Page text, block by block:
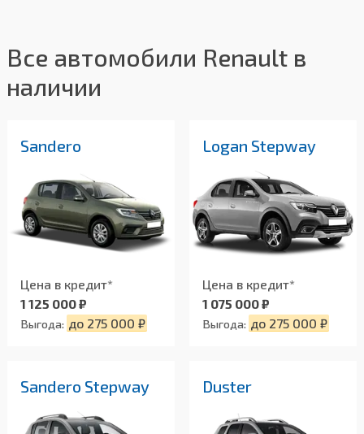
Все автомобили Renault в
наличии
Sandero
Цена в кредит*
1 125 000 ₽
Выгода: до 275 000 ₽
Logan Stepway
Цена в кредит*
1 075 000 ₽
Выгода: до 275 000 ₽
Sandero Stepway Duster